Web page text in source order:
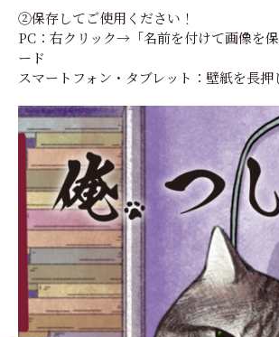
②保存してご使用ください！
PC：右クリック→「名前を付けて画像を
ード
スマートフォン・タブレット：壁紙を長